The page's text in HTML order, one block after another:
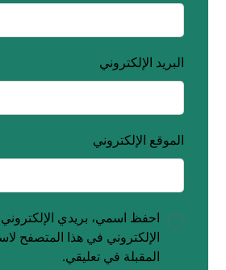
البريد الإلكتروني
الموقع الإلكتروني
احفظ اسمي، بريدي
الإلكتروني في هذا المتصفح
المقبلة في تعليقي.